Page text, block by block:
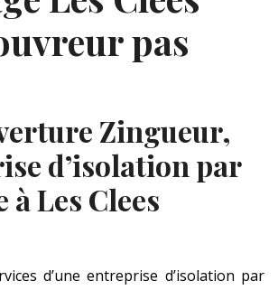
pas
Zingueur,
d’isolation par
à Les Clees
d’une entreprise d’isolation par